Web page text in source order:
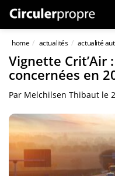
home actualités actualité
Vignette Crit’Air
concernées en
Par Melchilsen Thibaut le